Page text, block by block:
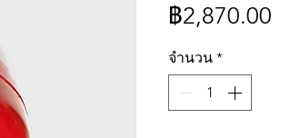
฿2,870.00
จำนวน *